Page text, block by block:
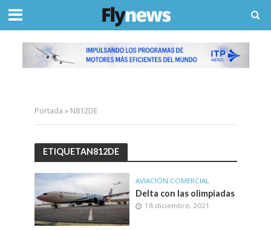
Portada » N812DE
ETIQUETAN812DE
AVIACIÓN COMERCIAL
Delta con las olimpiadas
18 diciembre, 2021